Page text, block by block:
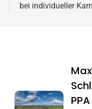
bei individueller